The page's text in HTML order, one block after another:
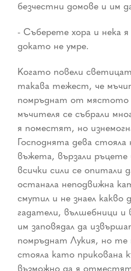
безчестни домове и им
- Съберете хора и нека
докато не умре.
Когато повели
такава тежест, че
помръднат от мястото
мъчителя се събрали
я поместят, но
Господнята дева стояла
въжета, вързали
всички сили се опитали
останала неподвижна
смутил и не знаел какво
гадатели, вълшебници и
им заповядал да
помръднат Лукия, но те
стояла като прикована
възможно да я